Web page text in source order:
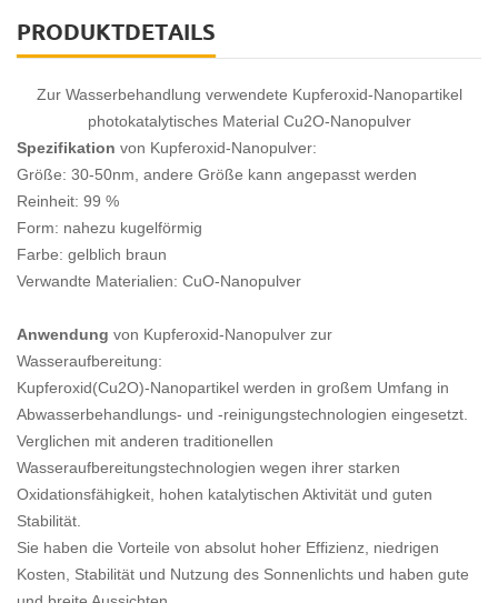
PRODUKTDETAILS
Zur Wasserbehandlung verwendete Kupferoxid-Nanopartikel
photokatalytisches Material Cu2O-Nanopulver
Spezifikation von Kupferoxid-Nanopulver:
Größe: 30-50nm, andere Größe kann angepasst werden
Reinheit: 99 %
Form: nahezu kugelförmig
Farbe: gelblich braun
Verwandte Materialien: CuO-Nanopulver
Anwendung von Kupferoxid-Nanopulver zur
Wasseraufbereitung:
Kupferoxid(Cu2O)-Nanopartikel werden in großem Umfang in
Abwasserbehandlungs- und -reinigungstechnologien eingesetzt.
Verglichen mit anderen traditionellen
Wasseraufbereitungstechnologien wegen ihrer starken
Oxidationsfähigkeit, hohen katalytischen Aktivität und guten
Stabilität.
Sie haben die Vorteile von absolut hoher Effizienz, niedrigen
Kosten, Stabilität und Nutzung des Sonnenlichts und haben gute